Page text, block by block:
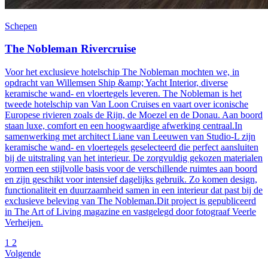
Schepen
The Nobleman Rivercruise
Voor het exclusieve hotelschip The Nobleman mochten we, in
opdracht van Willemsen Ship &amp; Yacht Interior, diverse
keramische wand- en vloertegels leveren. The Nobleman is het
tweede hotelschip van Van Loon Cruises en vaart over iconische
Europese rivieren zoals de Rijn, de Moezel en de Donau. Aan boord
staan luxe, comfort en een hoogwaardige afwerking centraal.In
samenwerking met architect Liane van Leeuwen van Studio-L zijn
keramische wand- en vloertegels geselecteerd die perfect aansluiten
bij de uitstraling van het interieur. De zorgvuldig gekozen materialen
vormen een stijlvolle basis voor de verschillende ruimtes aan boord
en zijn geschikt voor intensief dagelijks gebruik. Zo komen design,
functionaliteit en duurzaamheid samen in een interieur dat past bij de
exclusieve beleving van The Nobleman.Dit project is gepubliceerd
in The Art of Living magazine en vastgelegd door fotograaf Veerle
Verheijen.
1 2
Volgende